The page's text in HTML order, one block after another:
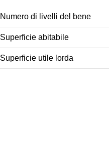
Numero di livelli del bene
Superficie abitabile
Superficie utile lorda